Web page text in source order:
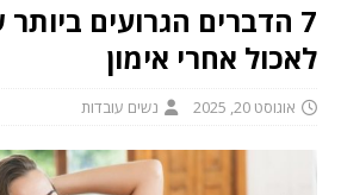
7 הדברים הגרועים
לאכול אחרי אימון
אוגוסט 20, 2025 נשים עובדות